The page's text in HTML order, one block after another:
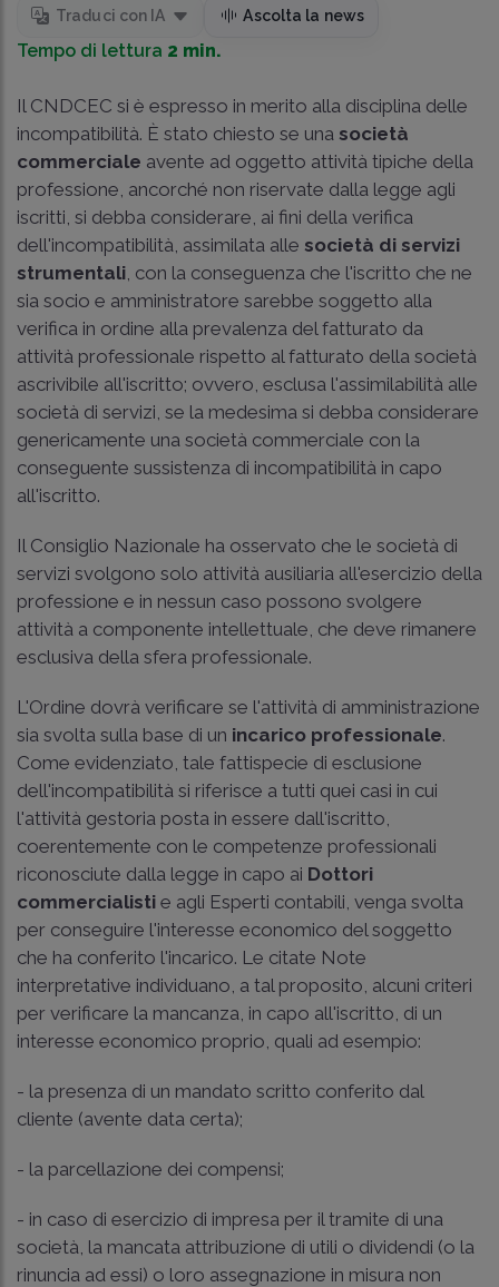
Traduci con IA Ascolta la news
Tempo di lettura 2 min.
Il CNDCEC si è espresso in merito alla disciplina delle
incompatibilità. È stato chiesto se una società
commerciale avente ad oggetto attività tipiche della
professione, ancorché non riservate dalla legge agli
iscritti, si debba considerare, ai fini della verifica
dell'incompatibilità, assimilata alle società di servizi
strumentali , con la conseguenza che l'iscritto che ne
sia socio e amministratore sarebbe soggetto alla
verifica in ordine alla prevalenza del fatturato da
attività professionale rispetto al fatturato della società
ascrivibile all'iscritto; ovvero, esclusa l'assimilabilità alle
società di servizi, se la medesima si debba considerare
genericamente una società commerciale con la
conseguente sussistenza di incompatibilità in capo
all'iscritto.
Il Consiglio Nazionale ha osservato che le società di
servizi svolgono solo attività ausiliaria all'esercizio della
professione e in nessun caso possono svolgere
attività a componente intellettuale, che deve rimanere
esclusiva della sfera professionale.
L'Ordine dovrà verificare se l'attività di amministrazione
sia svolta sulla base di un incarico professionale.
Come evidenziato, tale fattispecie di esclusione
dell'incompatibilità si riferisce a tutti quei casi in cui
l'attività gestoria posta in essere dall'iscritto,
coerentemente con le competenze professionali
riconosciute dalla legge in capo ai Dottori
commercialisti e agli Esperti contabili, venga svolta
per conseguire l'interesse economico del soggetto
che ha conferito l'incarico. Le citate Note
interpretative individuano, a tal proposito, alcuni criteri
per verificare la mancanza, in capo all'iscritto, di un
interesse economico proprio, quali ad esempio:
- la presenza di un mandato scritto conferito dal
cliente (avente data certa);
- la parcellazione dei compensi;
- in caso di esercizio di impresa per il tramite di una
società, la mancata attribuzione di utili o dividendi (o la
rinuncia ad essi) o loro assegnazione in misura non